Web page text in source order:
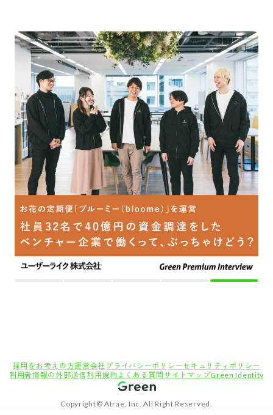
採用をお考えの方運営会社 プライバシーポリシーセキュリティポリシー
利用者情報の外部送信利用規約 よくある質問 サイトマップGreen Identity
Copyright© Atrae, Inc. All Right Reserved.